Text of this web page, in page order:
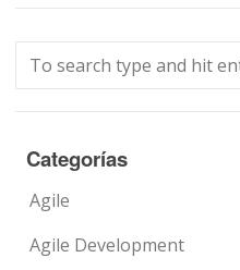
Categorías
Agile
Agile Development